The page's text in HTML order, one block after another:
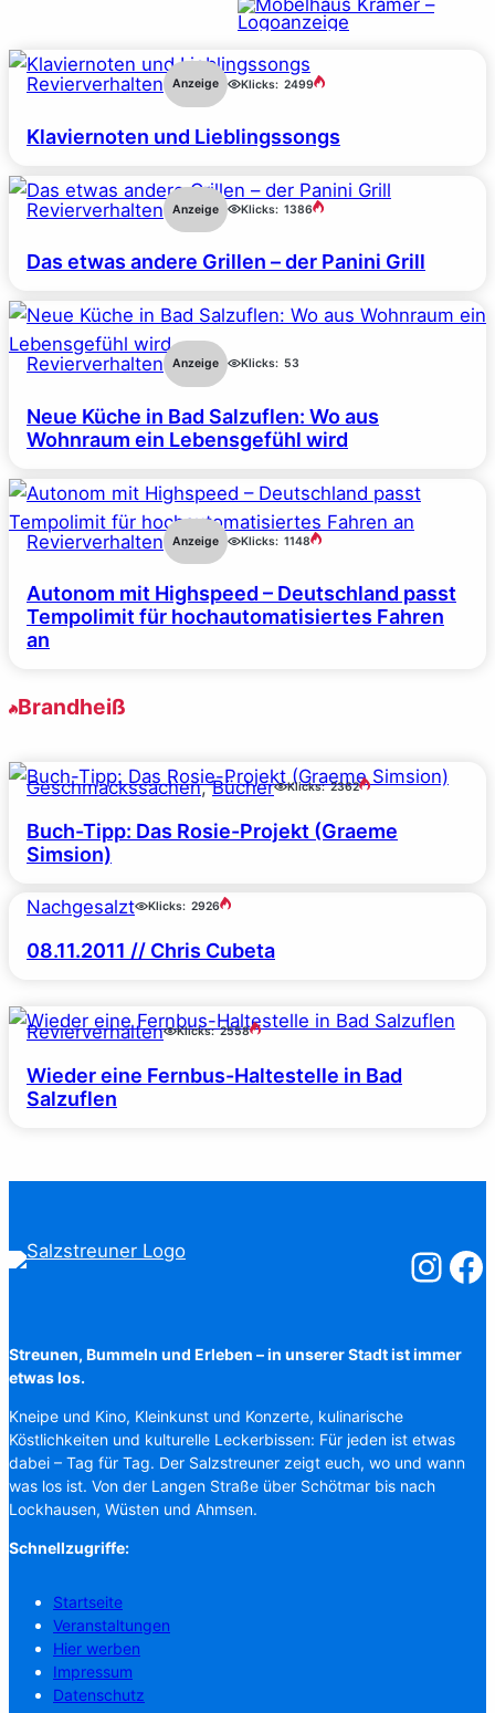
Revierverhalten Anzeige Klicks: 2499
Klaviernoten und Lieblingssongs
Revierverhalten Anzeige Klicks: 1386
Das etwas andere Grillen – der Panini Grill
Revierverhalten Anzeige Klicks: 53
Neue Küche in Bad Salzuflen: Wo aus
Wohnraum ein Lebensgefühl wird
Revierverhalten Anzeige Klicks: 1148
Autonom mit Highspeed – Deutschland passt
Tempolimit für hochautomatisiertes Fahren
an
Brandheiß
Geschmackssachen, Bücher Klicks: 2362
Buch-Tipp: Das Rosie-Projekt (Graeme
Simsion)
Nachgesalzt Klicks: 2926
08.11.2011 // Chris Cubeta
Revierverhalten Klicks: 2558
Wieder eine Fernbus-Haltestelle in Bad
Salzuflen
Streunen, Bummeln und Erleben – in unserer Stadt ist immer
etwas los.
Kneipe und Kino, Kleinkunst und Konzerte, kulinarische
Köstlichkeiten und kulturelle Leckerbissen: Für jeden ist etwas
dabei – Tag für Tag. Der Salzstreuner zeigt euch, wo und wann
was los ist. Von der Langen Straße über Schötmar bis nach
Lockhausen, Wüsten und Ahmsen.
Schnellzugriffe:
Startseite
Veranstaltungen
Hier werben
Impressum
Datenschutz